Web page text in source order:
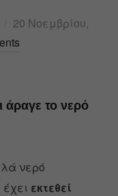
20 Νοεμβρίου,
άραγε το νερό
νερό
εκτεθεί